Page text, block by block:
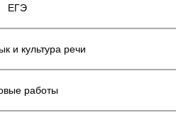
ЕГЭ
и культура речи
работы